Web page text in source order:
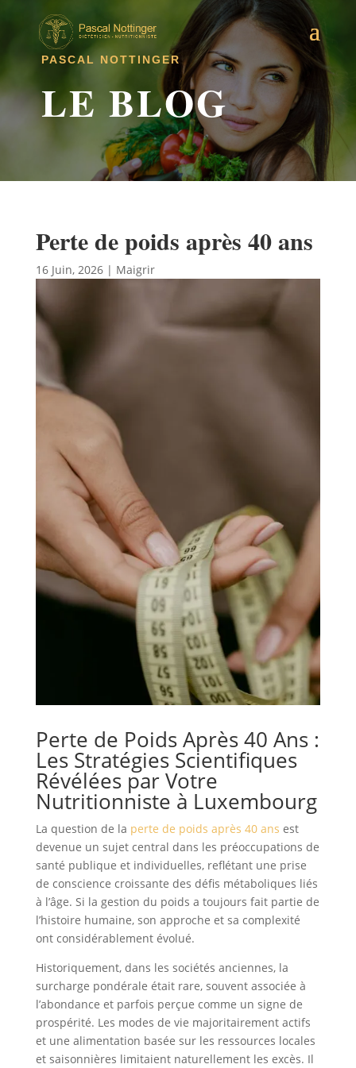
PASCAL NOTTINGER
LE BLOG
Perte de poids après 40 ans
16 Juin, 2026| Maigrir
Perte de Poids Après 40 Ans :
Les Stratégies Scientifiques
Révélées par Votre
Nutritionniste à Luxembourg
La question de la perte de poids après 40 ans est
devenue un sujet central dans les préoccupations de
santé publique et individuelles, reflétant une prise
de conscience croissante des défis métaboliques liés
à l’âge. Si la gestion du poids a toujours fait partie de
l’histoire humaine, son approche et sa complexité
ont considérablement évolué.
Historiquement, dans les sociétés anciennes, la
surcharge pondérale était rare, souvent associée à
l’abondance et parfois perçue comme un signe de
prospérité. Les modes de vie majoritairement actifs
et une alimentation basée sur les ressources locales
et saisonnières limitaient naturellement les excès. Il